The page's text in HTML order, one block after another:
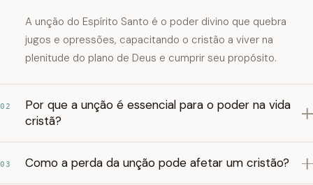
A unção do Espírito Santo é o poder divino que quebra
jugos e opressões, capacitando o cristão a viver na
plenitude do plano de Deus e cumprir seu propósito.
02
Por que a unção é essencial para o poder na vida
cristã?
03 Como a perda da unção pode afetar um cristão?